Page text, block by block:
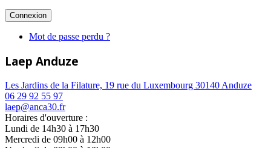
Mot de passe perdu ?
Laep Anduze
Les Jardins de la Filature, 19 rue du Luxembourg 30140 Anduze
06 29 92 55 97
laep@anca30.fr
Horaires d'ouverture :
Lundi de 14h30 à 17h30
Mercredi de 09h00 à 12h00